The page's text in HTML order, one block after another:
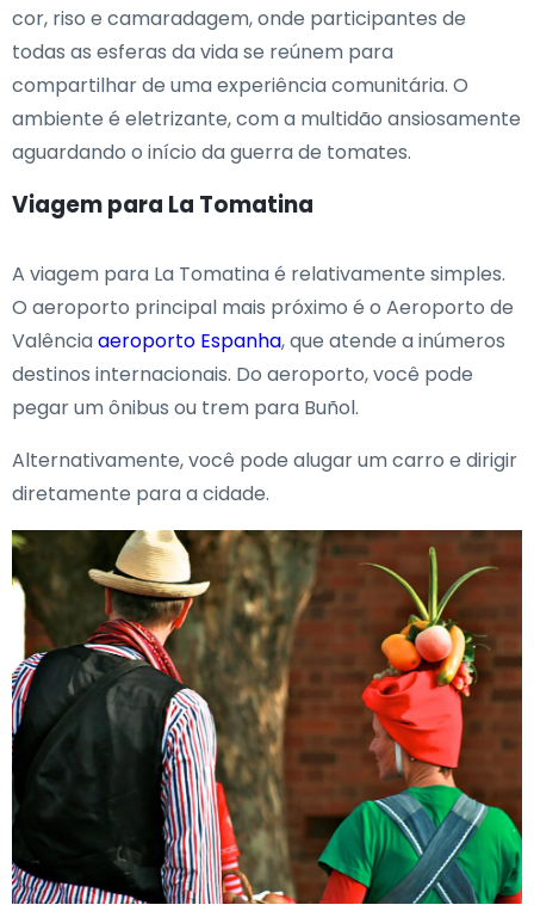
cor, riso e camaradagem, onde participantes de
todas as esferas da vida se reúnem para
compartilhar de uma experiência comunitária. O
ambiente é eletrizante, com a multidão ansiosamente
aguardando o início da guerra de tomates.
Viagem para La Tomatina
A viagem para La Tomatina é relativamente simples.
O aeroporto principal mais próximo é o Aeroporto de
Valênciaaeroporto Espanha, que atende a inúmeros
destinos internacionais. Do aeroporto, você pode
pegar um ônibus ou trem para Buñol.
Alternativamente, você pode alugar um carro e dirigir
diretamente para a cidade.